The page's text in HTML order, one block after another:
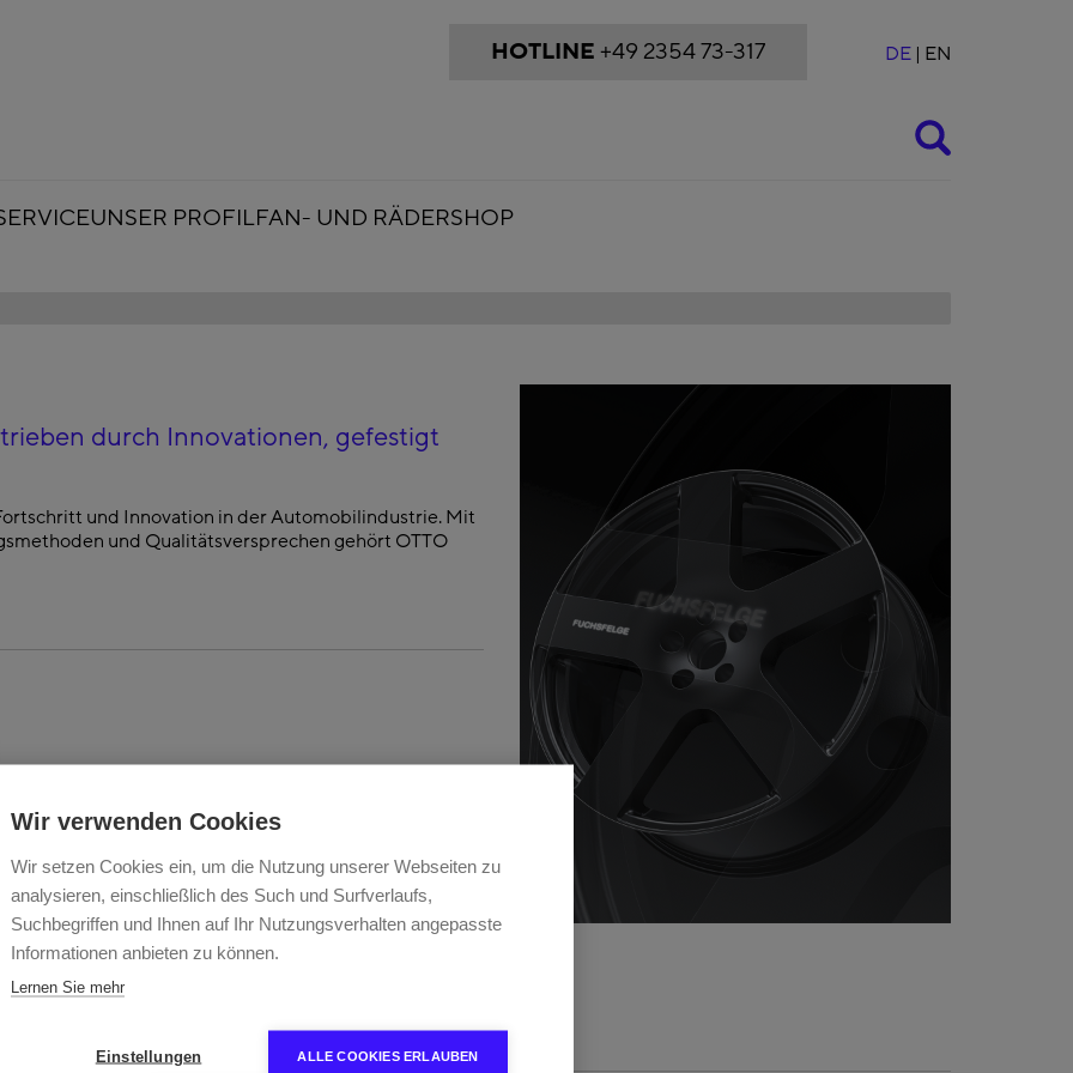
HOTLINE +49 2354 73-317 DE EN
UNSER PROFILFAN- UND RÄDERSHOP
durch Innovationen, gefestigt
und Innovation in der Automobilindustrie. Mit
und Qualitätsversprechen gehört OTTO
ein begehrtes Merkmal. Wir arbeiten
Beleuchtung anbieten zu können, die den
Märkte entsprechen. Neben unseren technischen
sind wir von den neuen
ermöglicht. Die Integration der Beleuchtung
Wirkung und stellt eine spannende Möglichkeit für
dar.
Wir verwenden Cookies
Wir setzen Cookies ein, um die Nutzung unserer Webseiten zu
analysieren, einschließlich des Such und Surfverlaufs,
Suchbegriffen und Ihnen auf Ihr Nutzungsverhalten angepasste
Informationen anbieten zu können.
Lernen Sie mehr
Einstellungen ALLE COOKIES ERLAUBEN